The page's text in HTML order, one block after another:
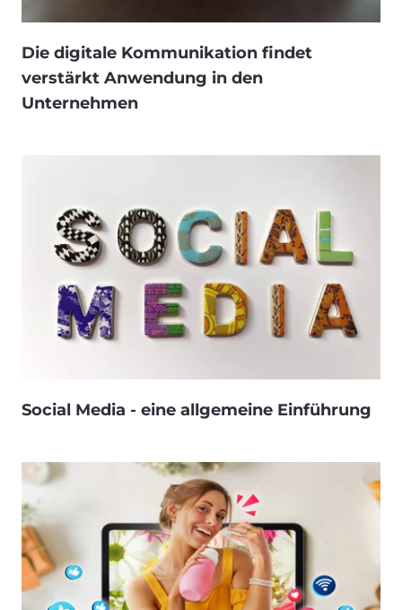
Die digitale Kommunikation findet
verstärkt Anwendung in den
Unternehmen
Social Media - eine allgemeine Einführung